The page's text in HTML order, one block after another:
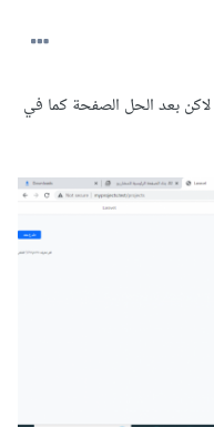
بعد الحل الصفحة كما في